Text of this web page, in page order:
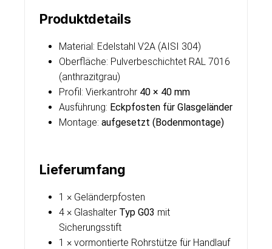
Produktdetails
Material: Edelstahl V2A (AISI 304)
Oberfläche: Pulverbeschichtet RAL 7016
(anthrazitgrau)
Profil: Vierkantrohr 40 × 40 mm
Ausführung: Eckpfosten für Glasgeländer
Montage: aufgesetzt (Bodenmontage)
Lieferumfang
1 × Geländerpfosten
4 × Glashalter Typ G03 mit
Sicherungsstift
1 × vormontierte Rohrstütze für Handlauf